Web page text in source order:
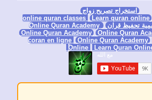
تصريح زواج
Learn
قران Online Quran Academy
Online Quran Academy Online
coran en ligne Online Quran
Online Learn